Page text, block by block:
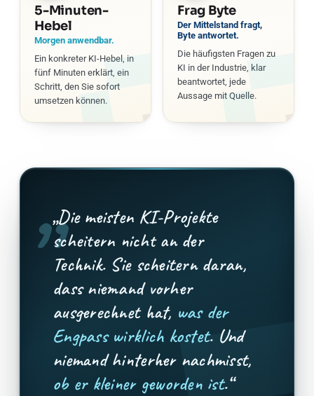
5-Minuten-
Hebel
Morgen anwendbar.
Ein konkreter KI-Hebel, in
fünf Minuten erklärt, ein
Schritt, den Sie sofort
umsetzen können.
Frag Byte
Der Mittelstand fragt,
Byte antwortet.
Die häufigsten Fragen zu
KI in der Industrie, klar
beantwortet, jede
Aussage mit Quelle.
„„Die meisten KI-Projekte
scheitern nicht an der
Technik. Sie scheitern daran,
dass niemand vorher
ausgerechnet hat, was der
Engpass wirklich kostet. Und
niemand hinterher nachmisst,
ob er kleiner geworden ist.“